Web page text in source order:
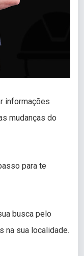
informações
mudanças do
para te
busca pelo
na sua localidade.